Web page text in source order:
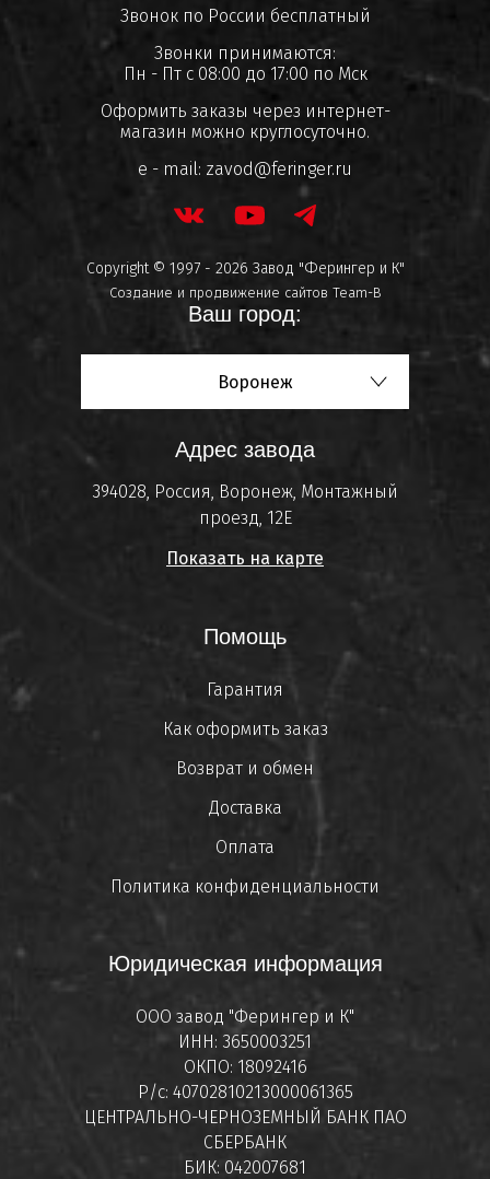
Звонок по России бесплатный
Звонки принимаются:
Пн - Пт с 08:00 до 17:00 по Мск
Оформить заказы через интернет-
магазин можно круглосуточно.
e - mail: zavod@feringer.ru
Copyright © 1997 - 2026 Завод "Ферингер и К"
Создание и продвижение сайтов Team-B
Ваш город:
Воронеж
Адрес завода
394028, Россия, Воронеж, Монтажный
проезд, 12Е
Показать на карте
Помощь
Гарантия
Как оформить заказ
Возврат и обмен
Доставка
Оплата
Политика конфиденциальности
Юридическая информация
ООО завод "Ферингер и К"
ИНН: 3650003251
ОКПО: 18092416
Р/с: 40702810213000061365
ЦЕНТРАЛЬНО-ЧЕРНОЗЕМНЫЙ БАНК ПАО
СБЕРБАНК
БИК: 042007681